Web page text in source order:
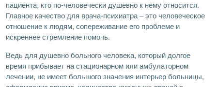
пациента, кто по-человечески душевно к нему относится.
Главное качество для врача-психиатра – это человеческое
отношение к людям, сопереживание его проблеме и
искреннее стремление помочь.
Ведь для душевно больного человека, который долгое
время прибывает на стационарном или амбулаторном
лечении, не имеет большого значения интерьер больницы,